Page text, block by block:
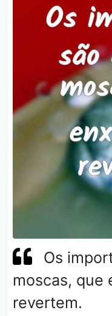
Os
moscas, que
revertem.